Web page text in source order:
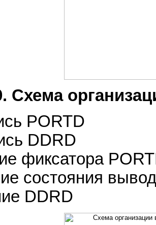
Схема
PORTD
DDRD
фиксатора
состояния
DDRD